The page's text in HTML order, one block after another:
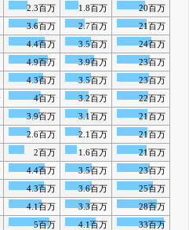
2.3百万 1.8百万
20百万
3.6百万 2.7百万
21百万
4.4百万 3.5百万
24百万
4.9百万 3.9百万
23百万
4.3百万 3.5百万
23百万
4百万 3.2百万
22百万
3.9百万 3.1百万
21百万
2.6百万 2.1百万
21百万
2百万 1.6百万
21百万
4.4百万 3.5百万
23百万
4.3百万 3.6百万
25百万
4.1百万 3.3百万
28百万
5百万 4.1百万
33百万